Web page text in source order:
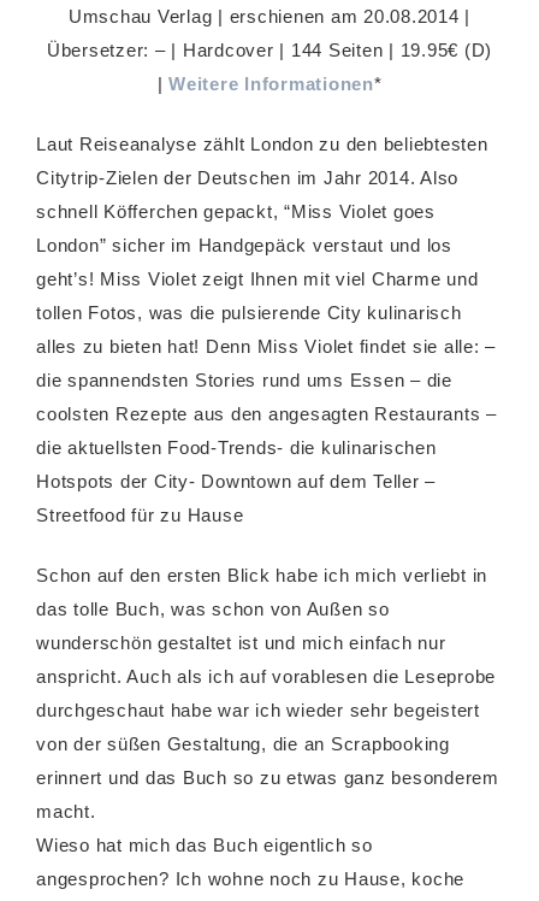
Umschau Verlag | erschienen am 20.08.2014 |
Übersetzer: – | Hardcover | 144 Seiten | 19.95€ (D)
| Weitere Informationen*
Laut Reiseanalyse zählt London zu den beliebtesten
Citytrip-Zielen der Deutschen im Jahr 2014. Also
schnell Köfferchen gepackt, “Miss Violet goes
London” sicher im Handgepäck verstaut und los
geht’s! Miss Violet zeigt Ihnen mit viel Charme und
tollen Fotos, was die pulsierende City kulinarisch
alles zu bieten hat! Denn Miss Violet findet sie alle: –
die spannendsten Stories rund ums Essen – die
coolsten Rezepte aus den angesagten Restaurants –
die aktuellsten Food-Trends- die kulinarischen
Hotspots der City- Downtown auf dem Teller –
Streetfood für zu Hause
Schon auf den ersten Blick habe ich mich verliebt in
das tolle Buch, was schon von Außen so
wunderschön gestaltet ist und mich einfach nur
anspricht. Auch als ich auf vorablesen die Leseprobe
durchgeschaut habe war ich wieder sehr begeistert
von der süßen Gestaltung, die an Scrapbooking
erinnert und das Buch so zu etwas ganz besonderem
macht.
Wieso hat mich das Buch eigentlich so
angesprochen? Ich wohne noch zu Hause, koche